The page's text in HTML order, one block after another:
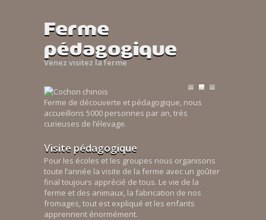
Ferme
pédagogique
Venez visitez la ferme
Ferme de découverte et pédagogique, nous
accueillons 5000 personnes par an, trés
curieuses de l’élevage.
Visite pédagogique
Pour les écoles et les groupes nous organisons
toute l’année la visite de la ferme avec un goûter
final toujours apprécié de tous. Le vie de la
ferme et des animaux, la fabrication de nos
fromages, tout est expliqué et les enfants
apprennent énormément.